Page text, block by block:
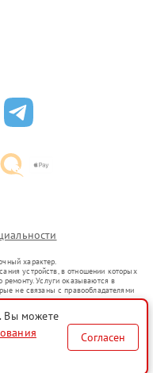
характер.
устройств, в отношении которых
Услуги оказываются в
не связаны с правообладателями
гражданский оборот в соответствии
услуг или введения
о предоставляемых услугах по
офертой, определяемой
Вы можете
Согласен